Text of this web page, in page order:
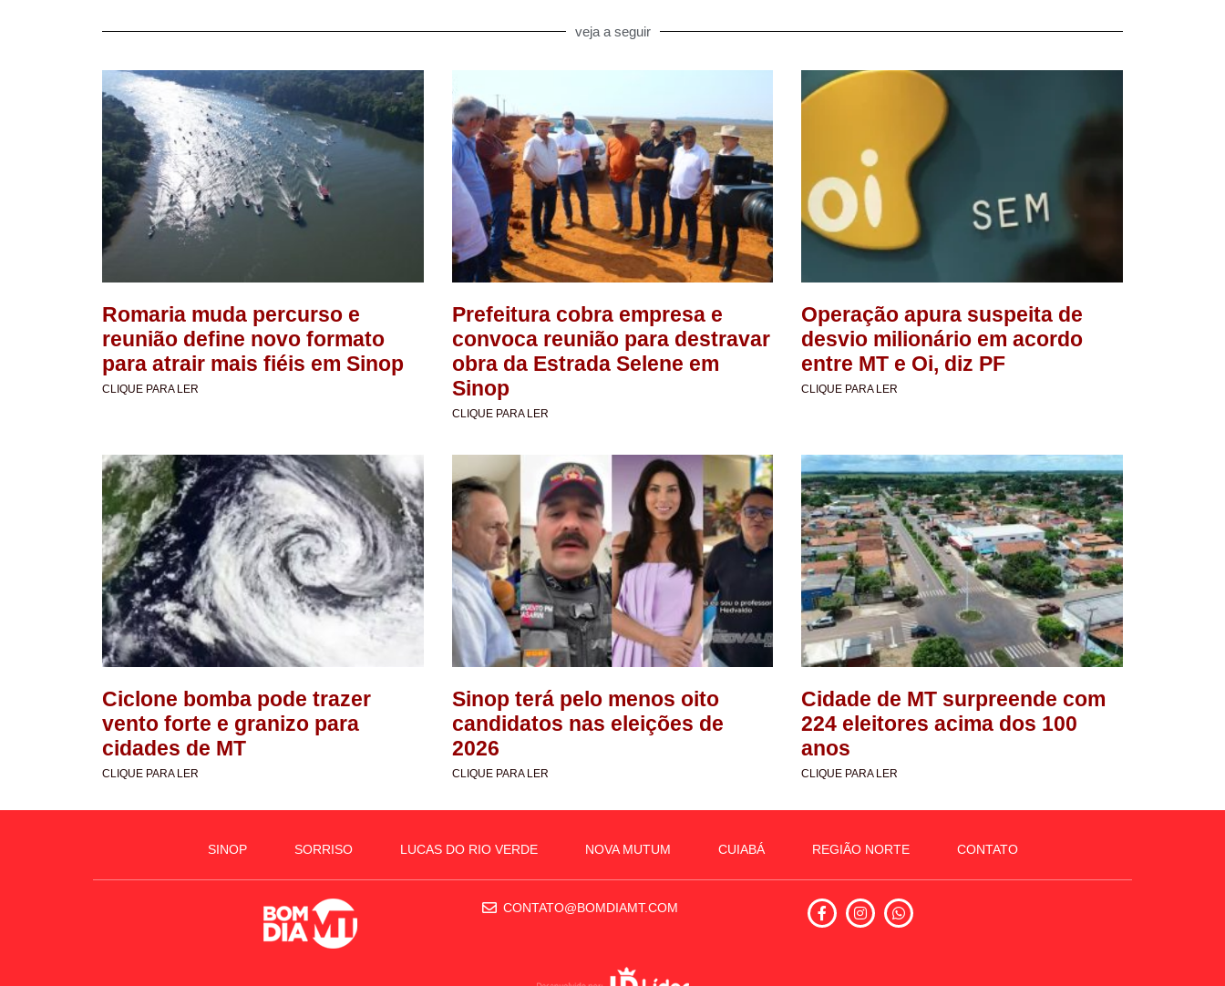
veja a seguir
Romaria muda percurso e
reunião define novo formato
para atrair mais fiéis em Sinop
CLIQUE PARA LER
Prefeitura cobra empresa e
convoca reunião para destravar
obra da Estrada Selene em
Sinop
CLIQUE PARA LER
Operação apura suspeita de
desvio milionário em acordo
entre MT e Oi, diz PF
CLIQUE PARA LER
Ciclone bomba pode trazer
vento forte e granizo para
cidades de MT
CLIQUE PARA LER
Sinop terá pelo menos oito
candidatos nas eleições de
2026
CLIQUE PARA LER
Cidade de MT surpreende com
224 eleitores acima dos 100
anos
CLIQUE PARA LER
SINOP SORRISO LUCAS DO RIO VERDE NOVA MUTUM CUIABÁ REGIÃO NORTE CONTATO
CONTATO@BOMDIAMT.COM